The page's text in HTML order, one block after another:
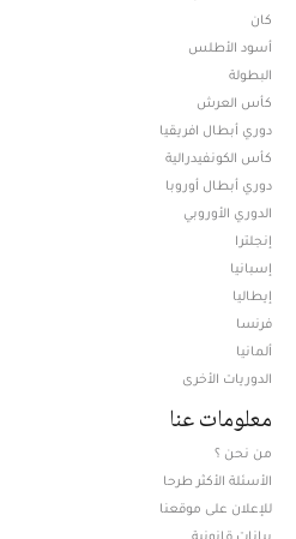
كان
أسود الأطلس
البطولة
كأس العرش
دوري أبطال افريقيا
كأس الكونفيدرالية
دوري أبطال أوروبا
الدوري الأوروبي
إنجلترا
إسبانيا
إيطاليا
فرنسا
ألمانيا
الدوريات الأخرى
معلومات عنا
من نحن ؟
الأسئلة الأكثر طرحا
للإعلان على موقعنا
بيانات قانونية